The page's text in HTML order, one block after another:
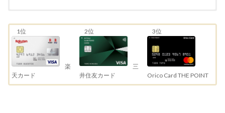
1位
楽
天カード
2位
三
井住友カード
3位
Orico Card THE POINT